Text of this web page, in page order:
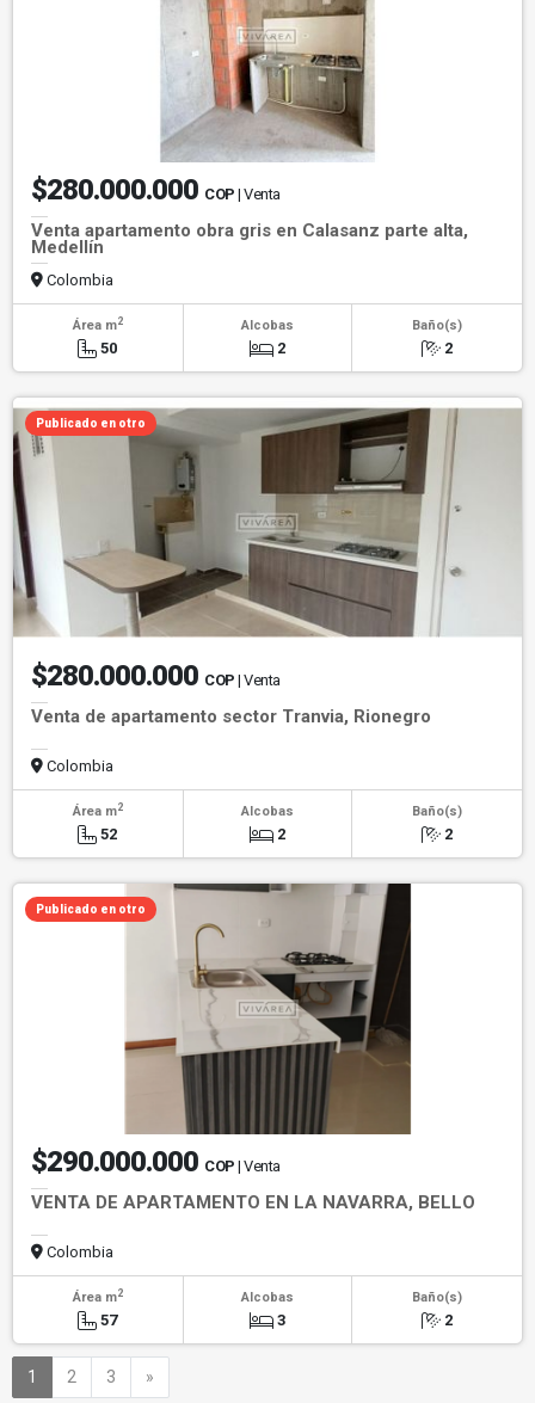
$280.000.000 COP | Venta
Venta apartamento obra gris en Calasanz parte alta,
Medellín
Colombia
Área m2
50
Alcobas
2
Baño(s)
2
Publicado en otro
$280.000.000 COP | Venta
Venta de apartamento sector Tranvia, Rionegro
Colombia
Área m2
52
Alcobas
2
Baño(s)
2
Publicado en otro
$290.000.000 COP | Venta
VENTA DE APARTAMENTO EN LA NAVARRA, BELLO
Colombia
Área m2
57
Alcobas
3
Baño(s)
2
1 2 3 »